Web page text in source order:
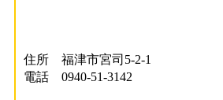
住所 福津市宮司5-2-1
電話 0940-51-3142